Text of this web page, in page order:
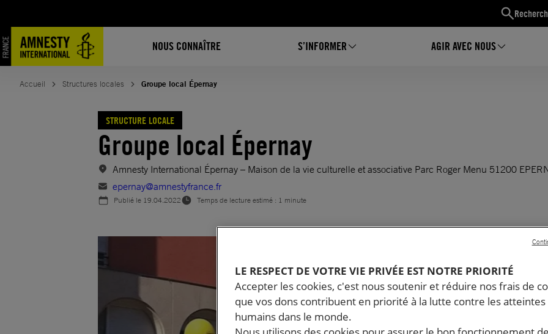
NOUS CONNAÎTRE S’INFORMER AGIR AVEC NOUS
contenu
Accueil Structures locales Groupe local Épernay
STRUCTURE LOCALE
Groupe local Épernay
Amnesty International Épernay – Maison de la vie culturelle et associative Parc Roger Menu 51200
epernay@amnestyfrance.fr
Publié le 19.04.2022 Temps de lecture estimé : 1 minute
LE RESPECT DE VOTRE VIE PRIVÉE EST NOTRE PRIORITÉ
Accepter les cookies, c'est nous soutenir et réduire nos frais de
que vos dons contribuent en priorité à la lutte contre les
humains dans le monde.